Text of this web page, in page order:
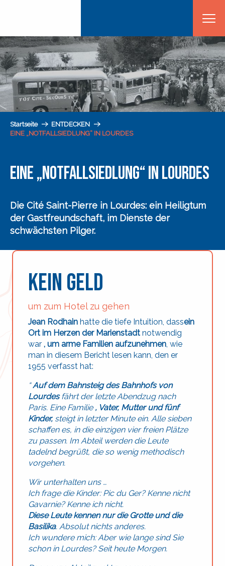
principal
Startseite
ENTDECKEN
EINE „NOTFALLSIEDLUNG“ IN LOURDES
EINE „NOTFALLSIEDLUNG“ IN LOURDES
Die Cité Saint-Pierre in Lourdes: ein Heiligtum
der Gastfreundschaft, im Dienste der
schwächsten Pilger.
Kein Geld
um zum Hotel zu gehen
Jean Rodhain hatte die tiefe Intuition, dassein
Ort im Herzen der Marienstadt notwendig
war , um arme Familien aufzunehmen , wie
man in diesem Bericht lesen kann, den er
1955 verfasst hat:
“Auf dem Bahnsteig des Bahnhofs von
Lourdesfährt der letzte Abendzug nach
Paris. Eine Familie , Vater, Mutter und fünf
Kinder, steigt in letzter Minute ein. Alle sieben
schaffen es, in die einzigen vier freien Plätze
zu passen. Im Abteil werden die Leute
tadelnd begrüßt, die so wenig methodisch
vorgehen.
Wir unterhalten uns …
Ich frage die Kinder: Pic du Ger? Kenne nicht
Gavarnie? Kenne ich nicht.
Diese Leute kennen nur die Grotte und die
Basilika. Absolut nichts anderes.
Ich wundere mich: Aber wie lange sind Sie
schon in Lourdes? Seit heute Morgen.